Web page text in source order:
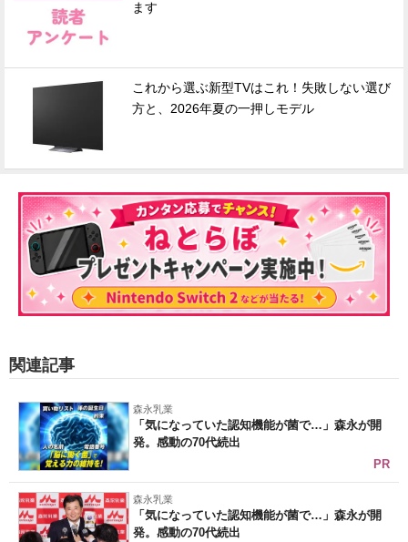
ます
これから選ぶ新型TVはこれ！失敗しない選び
方と、2026年夏の一押しモデル
関連記事
森永乳業
「気になっていた認知機能が菌で…」森永が開
発。感動の70代続出
PR
森永乳業
「気になっていた認知機能が菌で…」森永が開
発。感動の70代続出